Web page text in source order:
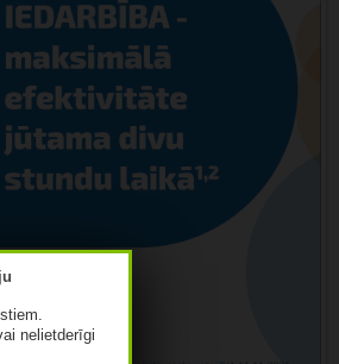
nelietderīgi